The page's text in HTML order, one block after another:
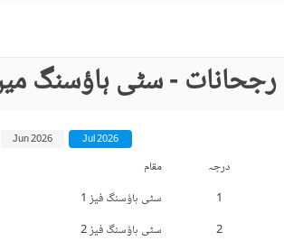
رجحانات - سٹی ہاؤسنگ
درجہ مقام
1
سٹی ہاؤسنگ فیز 1
2
سٹی ہاؤسنگ فیز 2
Jul 2026
Jun 2026